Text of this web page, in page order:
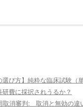
選び方】純粋な臨床試験（
費に採択されうるか？
消審判: 取消と無効の違